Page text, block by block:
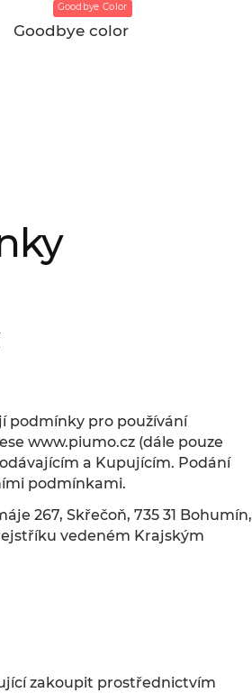
Goodbye color
Goodbye Color
podmínky pro používání
www.piumo.cz (dále pouze
a Kupujícím. Podání
podmínkami.
267, Skřečoň, 735 31 Bohumín,
vedeném Krajským
zakoupit prostřednictvím